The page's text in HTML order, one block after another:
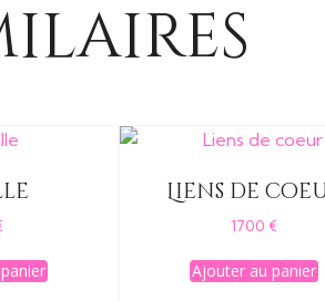
Liens de
1700 €
Ajouter au panier